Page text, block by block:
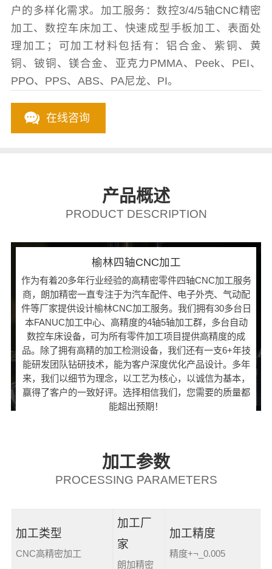
户的多样化需求。加工服务：数控3/4/5轴CNC精密
加工、数控车床加工、快速成型手板加工、表面处
理加工；可加工材料包括有：铝合金、紫铜、黄
铜、铍铜、镁合金、亚克力PMMA、Peek、PEI、
PPO、PPS、ABS、PA尼龙、PI。
在线咨询
产品概述
PRODUCT DESCRIPTION
榆林四轴CNC加工
作为有着20多年行业经验的高精密零件四轴CNC加工服务
商，朗加精密一直专注于为汽车配件、电子外壳、气动配
件等厂家提供设计榆林CNC加工服务。我们拥有30多台日
本FANUC加工中心、高精度的4轴5轴加工群，多台自动
数控车床设备，可为所有零件加工项目提供高精度的成
品。除了拥有高精的加工检测设备，我们还有一支6+年技
能研发团队钻研技术，能为客户深度优化产品设计。多年
来，我们以细节为理念，以工艺为核心，以诚信为基本，
赢得了客户的一致好评。选择相信我们，您需要的质量都
能超出预期！
加工参数
PROCESSING PARAMETERS
加工类型
CNC高精密加工
加工厂
家
朗加精密
加工精度
精度+¬_0.005